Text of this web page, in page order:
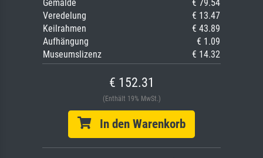
Gemälde
€ 79.54
Veredelung
€ 13.47
Keilrahmen
€ 43.89
Aufhängung
€ 1.09
Museumslizenz
€ 14.32
€ 152.31
(Enthält 19% MwSt.)
In den Warenkorb